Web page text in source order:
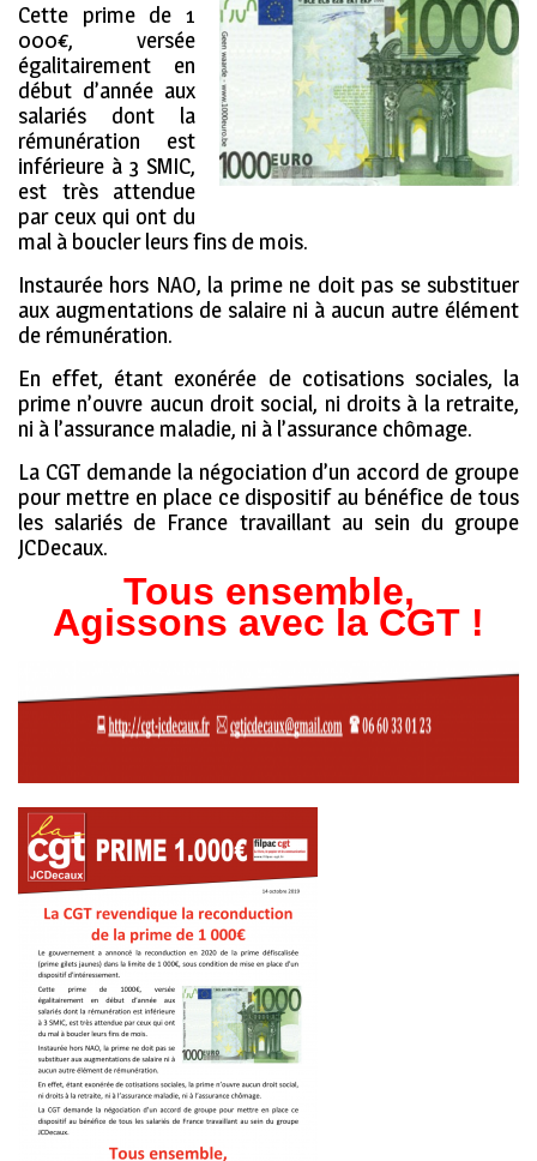
Cette prime de 1
000€, versée
égalitairement en
début d’année aux
salariés dont la
rémunération est
inférieure à 3 SMIC,
est très attendue
par ceux qui ont du
mal à boucler leurs fins de mois.
Instaurée hors NAO, la prime ne doit pas se substituer
aux augmentations de salaire ni à aucun autre élément
de rémunération.
En effet, étant exonérée de cotisations sociales, la
prime n’ouvre aucun droit social, ni droits à la retraite,
ni à l’assurance maladie, ni à l’assurance chômage.
La CGT demande la négociation d’un accord de groupe
pour mettre en place ce dispositif au bénéfice de tous
les salariés de France travaillant au sein du groupe
JCDecaux.
Tous ensemble,
Agissons avec la CGT !